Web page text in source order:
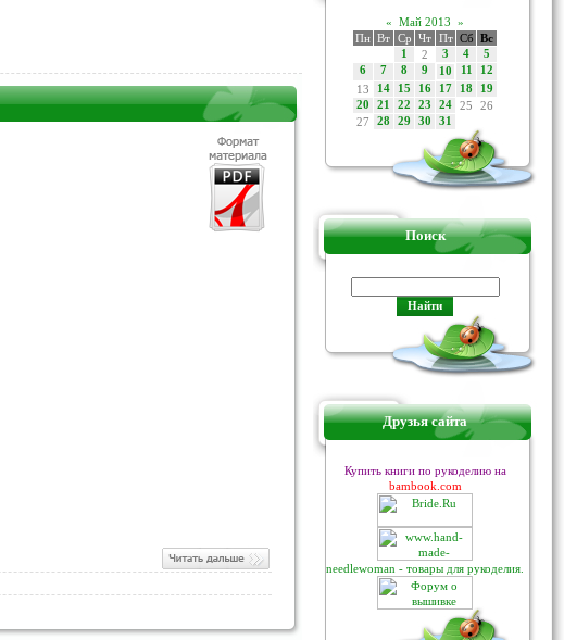
« Май 2013 »
Пн Вт Ср Чт Пт Сб Вс
1 2 3 4
5
6
7 8 9 10 11 12
13 14 15 16 17 18
19
20
21 22 23 24 25
26
27
28 29 30 31
Поиск
Друзья сайта
Купить книги по рукоделию на
bambook.com
needlewoman - товары для рукоделия.